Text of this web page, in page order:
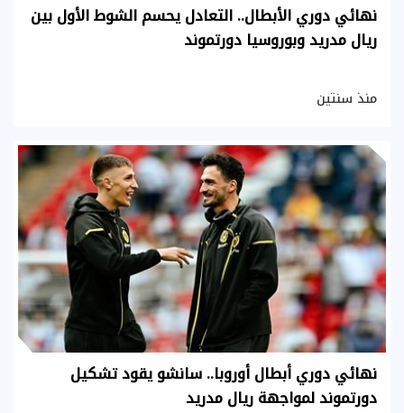
نهائي دوري الأبطال.. التعادل يحسم الشوط الأول بين
ريال مدريد وبوروسيا دورتموند
منذ سنتين
نهائي دوري أبطال أوروبا.. سانشو يقود تشكيل
دورتموند لمواجهة ريال مدريد